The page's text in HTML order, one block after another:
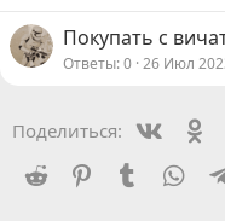
Покупать с
Ответы 0 26 Июл
Поделиться:
Reddit
PinterestTumblr